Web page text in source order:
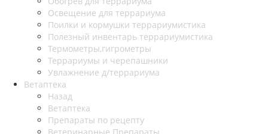
Освещение для террариума
Поилки и кормушки террариумистика
Полезный инвентарь террариумистика
Термометры,гигрометры
Террариумы и черепашники
Увлажнение д/террариума
Ветаптека
Назад
Ветаптека
Препараты по рецепту